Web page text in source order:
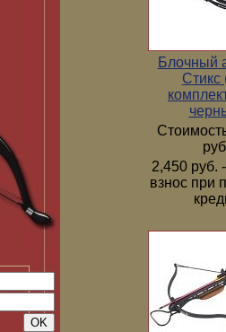
Блочный
Стикс
2,450 руб.
взнос при